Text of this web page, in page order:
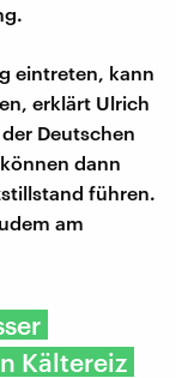
eintreten, kann
erklärt Ulrich
Deutschen
dann
führen.
am
Kältereiz